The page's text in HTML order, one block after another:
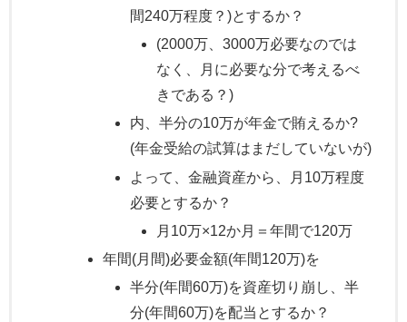
間240万程度？)とするか？
(2000万、3000万必要なのでは
なく、月に必要な分で考えるべ
きである？)
内、半分の10万が年金で賄えるか?
(年金受給の試算はまだしていないが)
よって、金融資産から、月10万程度
必要とするか？
月10万×12か月＝年間で120万
年間(月間)必要金額(年間120万)を
半分(年間60万)を資産切り崩し、半
分(年間60万)を配当とするか？